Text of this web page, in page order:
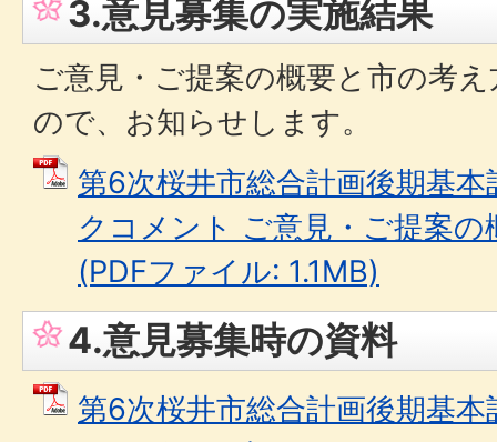
3.意見募集の実施結果
ご意見・ご提案の概要と市の考
ので、お知らせします。
第6次桜井市総合計画後期基
クコメント ご意見・ご提案の
(PDFファイル: 1.1MB)
4.意見募集時の資料
第6次桜井市総合計画後期基